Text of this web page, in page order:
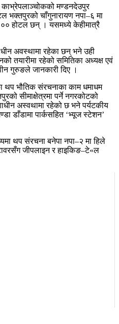
मण्डनदेउपुर
भक्तपुरको चाँगुनारायण नपा–६ मा
होटल छन् । यसमध्ये केहीमात्रै
अवस्थामा रहेका छन् भने उही
तयारीमा रहेको समितिका अध्यक्ष एवं
गुरुङले जानकारी दिए ।
थप भौतिक संरचनाका काम धमाधम
सीमाक्षेत्रमा पर्ने नगरकोटको
अस्वथामा रहेको छ भने पर्यटकीय
डाँडामा पार्कसहित ‘भ्यूज स्टेशन’
थप संरचना बनेपा नपा–२ मा हिले
जीपलाइन र हाइकिङ–टे«ल